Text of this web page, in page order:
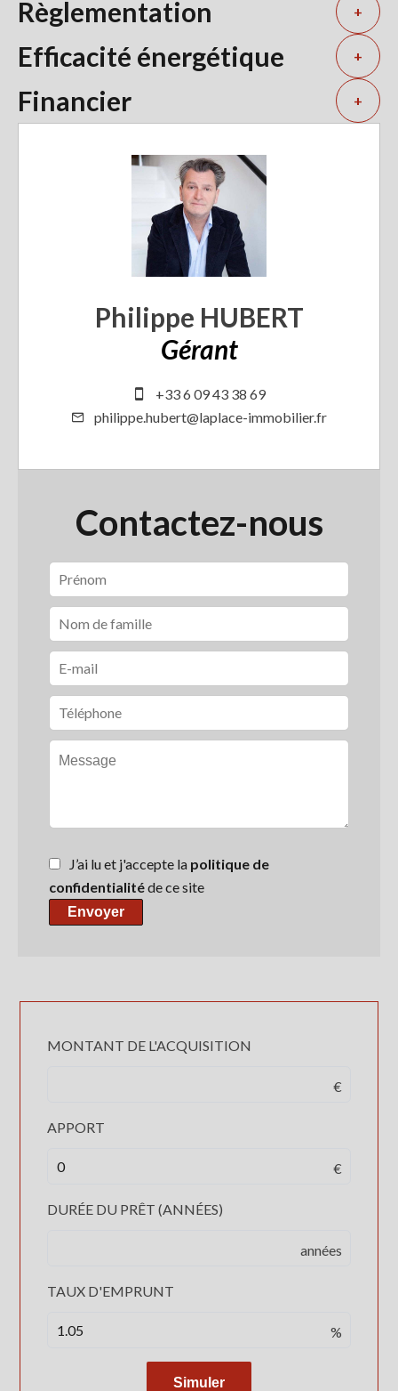
Règlementation +
Efficacité énergétique +
Financier +
Philippe HUBERT
Gérant
+33 6 09 43 38 69
philippe.hubert@laplace-immobilier.fr
Contactez-nous
J’ai lu et j'accepte la politique de
confidentialitéde ce site
Envoyer
MONTANT DE L'ACQUISITION
€
APPORT
€
DURÉE DU PRÊT (ANNÉES)
années
TAUX D'EMPRUNT
%
Simuler